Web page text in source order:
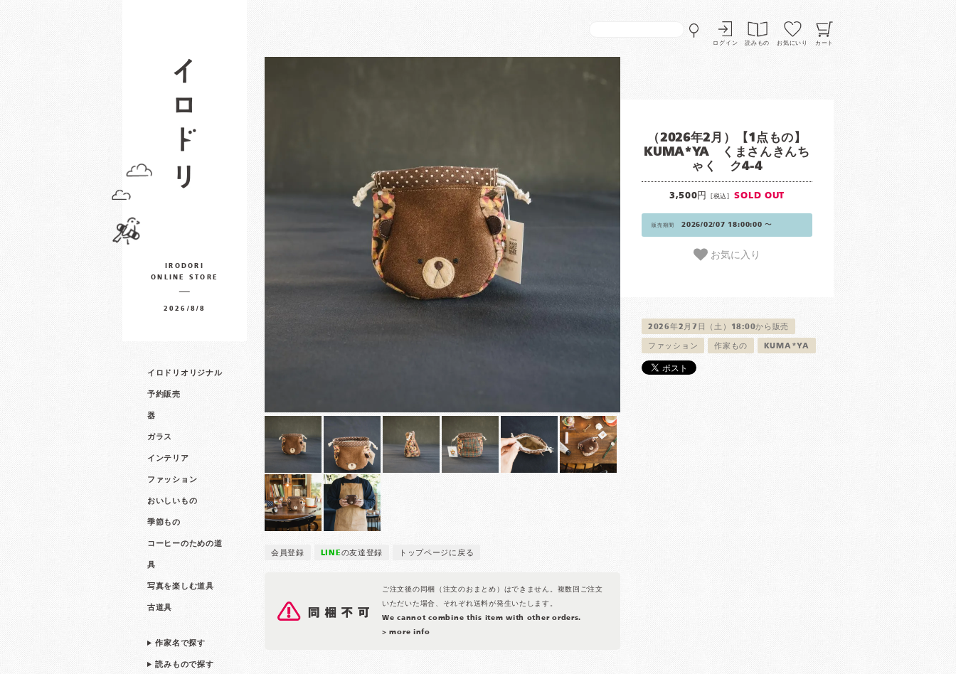
ログイン 読みもの お気にいり カート
IRODORI
ONLINE STORE
2026/8/8
イロドリオリジナル
予約販売
器
ガラス
インテリア
ファッション
おいしいもの
季節もの
コーヒーのための道
具
写真を楽しむ道具
古道具
作家名で探す
読みもので探す
会員登録 LINEの友達登録 トップページに戻る
ご注文後の同梱（注文のおまとめ）はできません。複数回ご注文
いただいた場合、それぞれ送料が発生いたします。
We cannot combine this item with other orders.
> more info
（2026年2月）【1点もの】
KUMA*YA くまさんきんち
ゃく ク4-4
3,500円 [税込] SOLD OUT
販売期間 2026/02/07 18:00:00 〜
お気に入り
2026年2月7日（土）18:00から販売
ファッション 作家もの KUMA*YA